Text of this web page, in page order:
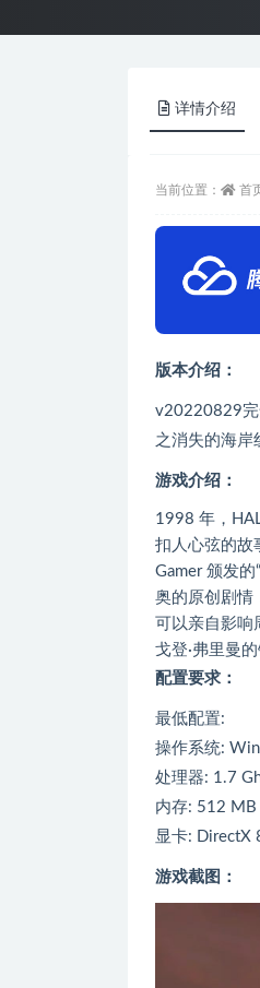
详情介绍
当前位置： 首
版本介绍：
v20220829完
之消失的海
游戏介绍：
1998 年，
扣人心弦的故
Gamer 颁发
奥的原创剧情
可以亲自影响
戈登·弗里曼
配置要求：
最低配置:
操作系统:
处理器: 1.7
内存: 512 MB
显卡: DirectX
游戏截图：